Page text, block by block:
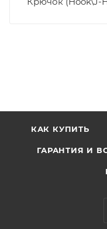
КАК КУПИТЬ
ГАРАНТИЯ И